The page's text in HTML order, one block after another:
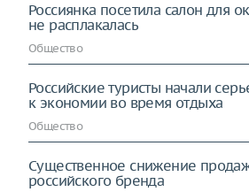
Россиянка посетила салон для
не расплакалась
Общество
Российские туристы начали
к экономии во время отдыха
Общество
Существенное снижение
российского бренда